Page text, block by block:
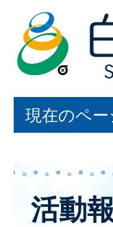
現在のペー
活動